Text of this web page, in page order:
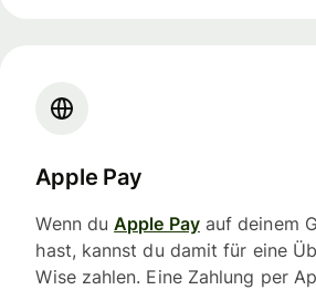
Apple Pay
Wenn duApple Payauf deinem
hast, kannst du damit für eine
Wise zahlen. Eine Zahlung per